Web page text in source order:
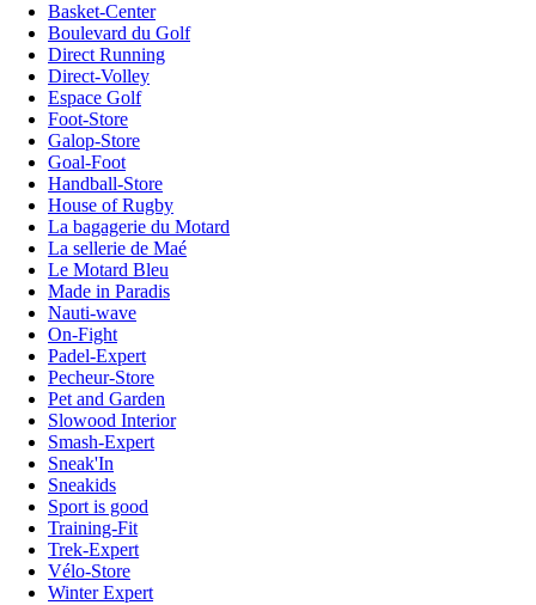
Basket-Center
Boulevard du Golf
Direct Running
Direct-Volley
Espace Golf
Foot-Store
Galop-Store
Goal-Foot
Handball-Store
House of Rugby
La bagagerie du Motard
La sellerie de Maé
Le Motard Bleu
Made in Paradis
Nauti-wave
On-Fight
Padel-Expert
Pecheur-Store
Pet and Garden
Slowood Interior
Smash-Expert
Sneak'In
Sneakids
Sport is good
Training-Fit
Trek-Expert
Vélo-Store
Winter Expert